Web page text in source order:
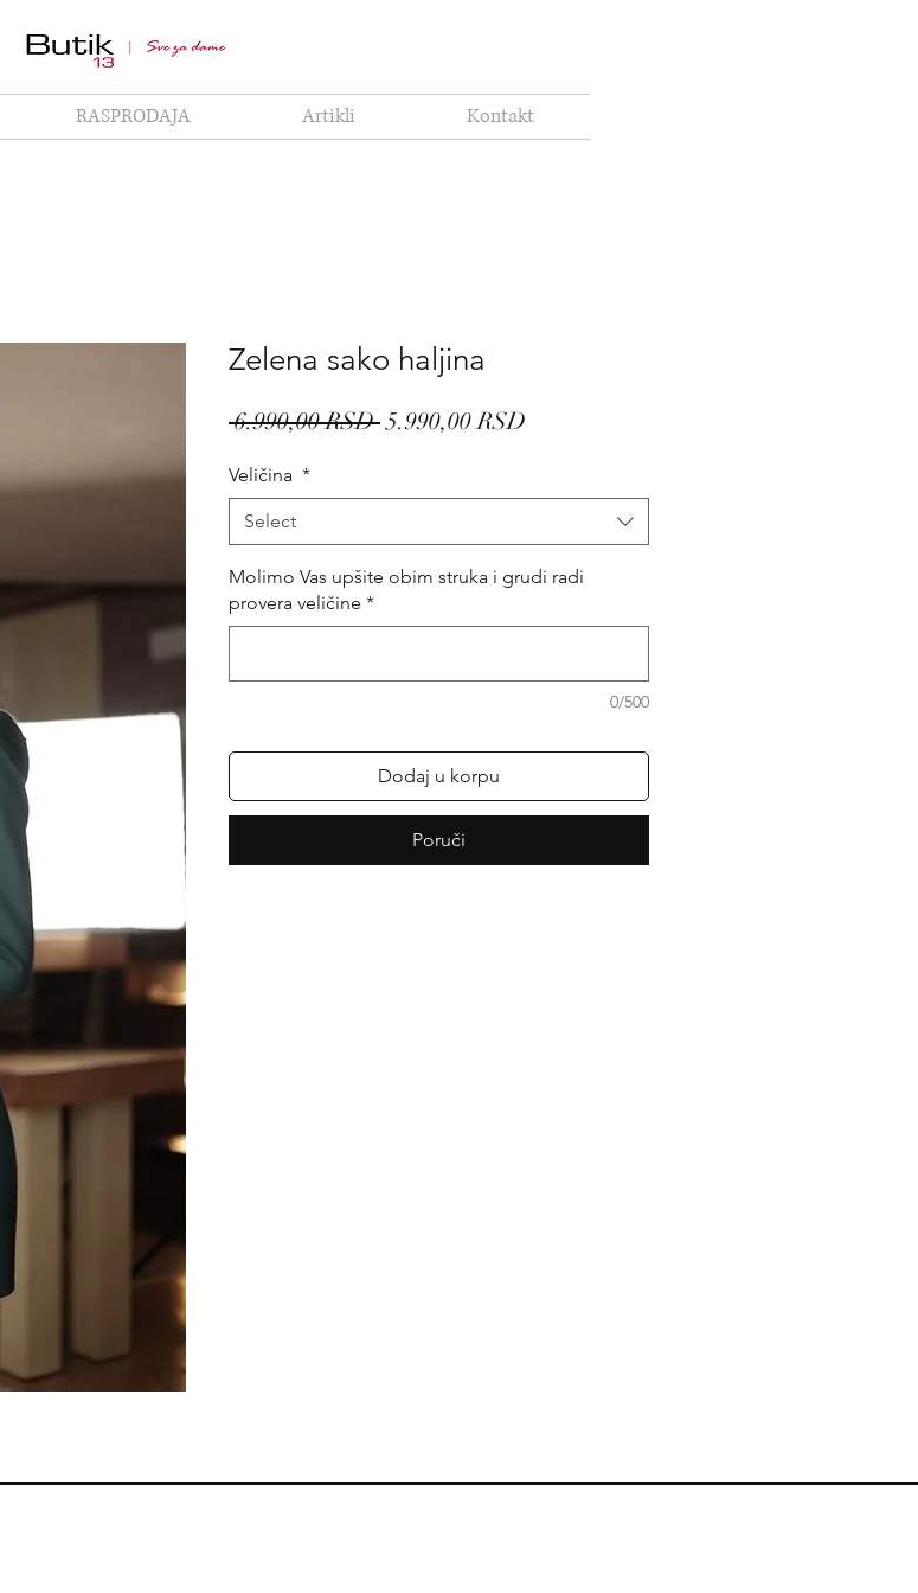
RASPRODAJA Artikli Kontakt
Zelena sako haljina
6.990,00 RSD Regular
5.990,00 RSD
Veličina *
Select
Molimo Vas upšite obim struka i grudi radi
provera veličine *
0/500
Dodaj u korpu
Poruči